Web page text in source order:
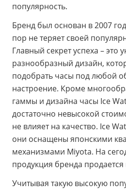
популярность.
Бренд был основан в 2007
пор не теряет своей
Главный секрет успеха – это
разнообразный дизайн,
подобрать часы под любой
настроение. Кроме
гаммы и дизайна часы Ice
достаточно невысокой
не влияет на качество. Ice
они оснащены японскими
механизмами Miyota. На
продукция бренда
Учитывая такую высокую